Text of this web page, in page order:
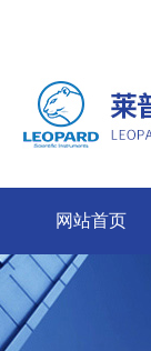
网站首页